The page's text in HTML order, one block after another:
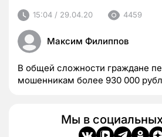
15:04 / 29.04.20 4459
Максим Филиппов
В общей сложности граждане
мошенникам более 930 000
Мы в